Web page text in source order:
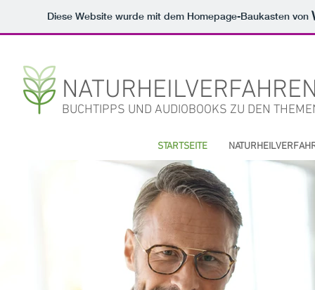
Diese Website wurde mit dem Homepage-Baukasten von
BUCHTIPPS UND AUDIOBOOKS ZU DEN
STARTSEITE